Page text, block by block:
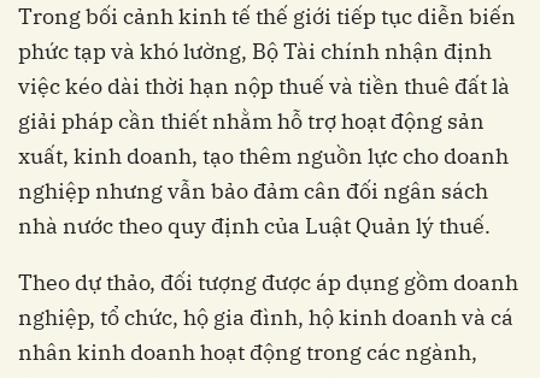
Trong bối cảnh kinh tế thế giới tiếp tục diễn biến
phức tạp và khó lường, Bộ Tài chính nhận định
việc kéo dài thời hạn nộp thuế và tiền thuê đất là
giải pháp cần thiết nhằm hỗ trợ hoạt động sản
xuất, kinh doanh, tạo thêm nguồn lực cho doanh
nghiệp nhưng vẫn bảo đảm cân đối ngân sách
nhà nước theo quy định của Luật Quản lý thuế.
Theo dự thảo, đối tượng được áp dụng gồm doanh
nghiệp, tổ chức, hộ gia đình, hộ kinh doanh và cá
nhân kinh doanh hoạt động trong các ngành,